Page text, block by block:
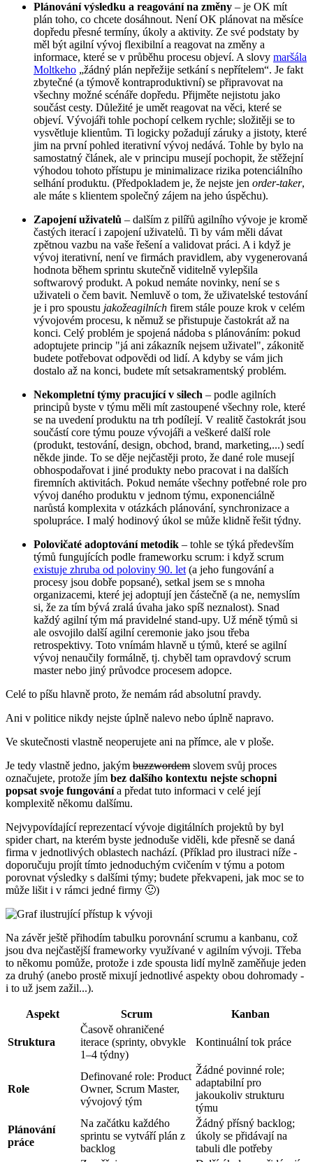
Plánování výsledku a reagování na změny – je OK mít
plán toho, co chcete dosáhnout. Není OK plánovat na měsíce
dopředu přesné termíny, úkoly a aktivity. Ze své podstaty by
měl být agilní vývoj flexibilní a reagovat na změny a
informace, které se v průběhu procesu objeví. A slovy maršála
Moltkeho „žádný plán nepřežije setkání s nepřítelem“. Je fakt
zbytečné (a týmově kontraproduktivní) se připravovat na
všechny možné scénáře dopředu. Přijměte nejistotu jako
součást cesty. Důležité je umět reagovat na věci, které se
objeví. Vývojáři tohle pochopí celkem rychle; složitěji se to
vysvětluje klientům. Ti logicky požadují záruky a jistoty, které
jim na první pohled iterativní vývoj nedává. Tohle by bylo na
samostatný článek, ale v principu musejí pochopit, že stěžejní
výhodou tohoto přístupu je minimalizace rizika potenciálního
selhání produktu. (Předpokladem je, že nejste jen order-taker,
ale máte s klientem společný zájem na jeho úspěchu).
Zapojení uživatelů – dalším z pilířů agilního vývoje je kromě
častých iterací i zapojení uživatelů. Ti by vám měli dávat
zpětnou vazbu na vaše řešení a validovat práci. A i když je
vývoj iterativní, není ve firmách pravidlem, aby vygenerovaná
hodnota během sprintu skutečně viditelně vylepšila
softwarový produkt. A pokud nemáte novinky, není se s
uživateli o čem bavit. Nemluvě o tom, že uživatelské testování
je i pro spoustu jakožeagilních firem stále pouze krok v celém
vývojovém procesu, k němuž se přistupuje častokrát až na
konci. Celý problém je spojená nádoba s plánováním: pokud
adoptujete princip "já ani zákazník nejsem uživatel", zákonitě
budete potřebovat odpovědi od lidí. A kdyby se vám jich
dostalo až na konci, budete mít setsakramentský problém.
Nekompletní týmy pracující v silech – podle agilních
principů byste v týmu měli mít zastoupené všechny role, které
se na uvedení produktu na trh podílejí. V realitě častokrát jsou
součástí core týmu pouze vývojáři a veškeré další role
(produkt, testování, design, obchod, brand, marketing,...) sedí
někde jinde. To se děje nejčastěji proto, že dané role musejí
obhospodařovat i jiné produkty nebo pracovat i na dalších
firemních aktivitách. Pokud nemáte všechny potřebné role pro
vývoj daného produktu v jednom týmu, exponenciálně
narůstá komplexita v otázkách plánování, synchronizace a
spolupráce. I malý hodinový úkol se může klidně řešit týdny.
Polovičaté adoptování metodik – tohle se týká především
týmů fungujících podle frameworku scrum: i když scrum
existuje zhruba od poloviny 90. let(a jeho fungování a
procesy jsou dobře popsané), setkal jsem se s mnoha
organizacemi, které jej adoptují jen částečně (a ne, nemyslím
si, že za tím bývá zralá úvaha jako spíš neznalost). Snad
každý agilní tým má pravidelné stand-upy. Už méně týmů si
ale osvojilo další agilní ceremonie jako jsou třeba
retrospektivy. Toto vnímám hlavně u týmů, které se agilní
vývoj nenaučily formálně, tj. chyběl tam opravdový scrum
master nebo jiný průvodce procesem adopce.
Celé to píšu hlavně proto, že nemám rád absolutní pravdy.
Ani v politice nikdy nejste úplně nalevo nebo úplně napravo.
Ve skutečnosti vlastně neoperujete ani na přímce, ale v ploše.
Je tedy vlastně jedno, jakým buzzwordem slovem svůj proces
označujete, protože jím bez dalšího kontextu nejste schopni
popsat svoje fungovánía předat tuto informaci v celé její
komplexitě někomu dalšímu.
Nejvypovídající reprezentací vývoje digitálních projektů by byl
spider chart, na kterém byste jednoduše viděli, kde přesně se daná
firma v jednotlivých oblastech nachází. (Příklad pro ilustraci níže -
doporučuju projít tímto jednoduchým cvičením v týmu a potom
porovnat výsledky s dalšími týmy; budete překvapeni, jak moc se to
může lišit i v rámci jedné firmy 🙂)
Na závěr ještě přihodím tabulku porovnání scrumu a kanbanu, což
jsou dva nejčastější frameworky využívané v agilním vývoji. Třeba
to někomu pomůže, protože i zde spousta lidí mylně zaměňuje jeden
za druhý (anebo prostě mixují jednotlivé aspekty obou dohromady -
i to už jsem zažil...).
Aspekt Scrum Kanban
Struktura
Časově ohraničené
iterace (sprinty, obvykle
1–4 týdny)
Kontinuální tok práce
Role
Definované role: Product
Owner, Scrum Master,
vývojový tým
Žádné povinné role;
adaptabilní pro
jakoukoliv strukturu
týmu
Plánování
práce
Na začátku každého
sprintu se vytváří plán z
backlog
Žádný přísný backlog;
úkoly se přidávají na
tabuli dle potřeby